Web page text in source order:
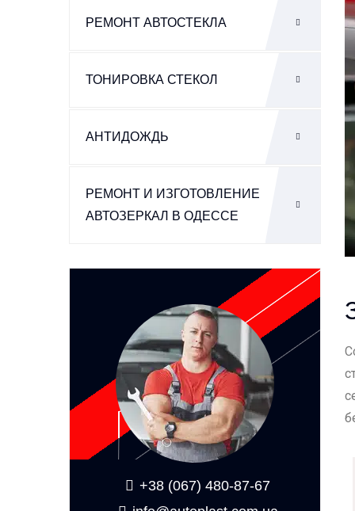
РЕМОНТ АВТОСТЕКЛА
ТОНИРОВКА СТЕКОЛ
АНТИДОЖДЬ
РЕМОНТ И ИЗГОТОВЛЕНИЕ
АВТОЗЕРКАЛ В ОДЕССЕ
+38 (067) 480-87-67